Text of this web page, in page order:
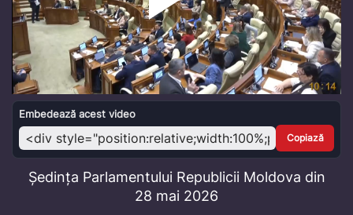
Play
Video
Embedează acest video
Copiază
Ședința Parlamentului Republicii Moldova din
28 mai 2026